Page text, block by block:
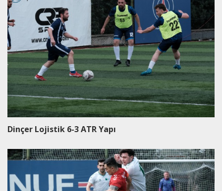
Dinçer Lojistik 6-3 ATR Yapı